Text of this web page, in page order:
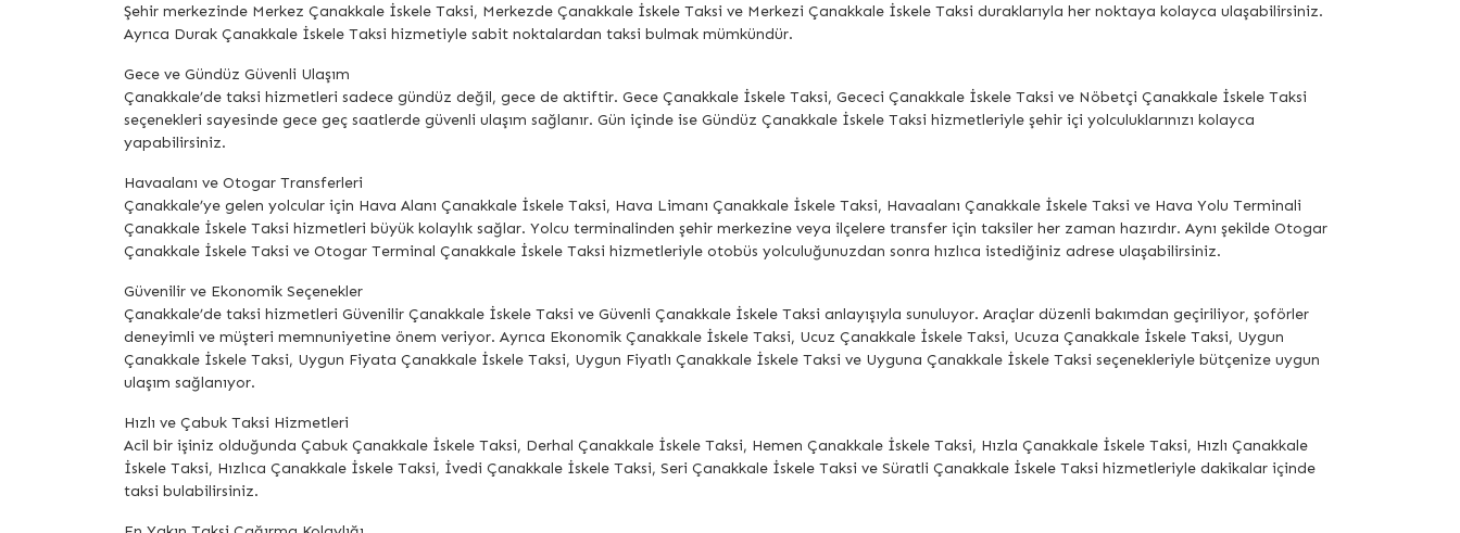
Şehir merkezinde Merkez Çanakkale İskele Taksi, Merkezde Çanakkale İskele Taksi ve Merkezi Çanakkale İskele Taksi duraklarıyla her noktaya kolayca ulaşabilirsiniz.
Ayrıca Durak Çanakkale İskele Taksi hizmetiyle sabit noktalardan taksi bulmak mümkündür.
Gece ve Gündüz Güvenli Ulaşım
Çanakkale’de taksi hizmetleri sadece gündüz değil, gece de aktiftir. Gece Çanakkale İskele Taksi, Gececi Çanakkale İskele Taksi ve Nöbetçi Çanakkale İskele Taksi
seçenekleri sayesinde gece geç saatlerde güvenli ulaşım sağlanır. Gün içinde ise Gündüz Çanakkale İskele Taksi hizmetleriyle şehir içi yolculuklarınızı kolayca
yapabilirsiniz.
Havaalanı ve Otogar Transferleri
Çanakkale’ye gelen yolcular için Hava Alanı Çanakkale İskele Taksi, Hava Limanı Çanakkale İskele Taksi, Havaalanı Çanakkale İskele Taksi ve Hava Yolu Terminali
Çanakkale İskele Taksi hizmetleri büyük kolaylık sağlar. Yolcu terminalinden şehir merkezine veya ilçelere transfer için taksiler her zaman hazırdır. Aynı şekilde Otogar
Çanakkale İskele Taksi ve Otogar Terminal Çanakkale İskele Taksi hizmetleriyle otobüs yolculuğunuzdan sonra hızlıca istediğiniz adrese ulaşabilirsiniz.
Güvenilir ve Ekonomik Seçenekler
Çanakkale’de taksi hizmetleri Güvenilir Çanakkale İskele Taksi ve Güvenli Çanakkale İskele Taksi anlayışıyla sunuluyor. Araçlar düzenli bakımdan geçiriliyor, şoförler
deneyimli ve müşteri memnuniyetine önem veriyor. Ayrıca Ekonomik Çanakkale İskele Taksi, Ucuz Çanakkale İskele Taksi, Ucuza Çanakkale İskele Taksi, Uygun
Çanakkale İskele Taksi, Uygun Fiyata Çanakkale İskele Taksi, Uygun Fiyatlı Çanakkale İskele Taksi ve Uyguna Çanakkale İskele Taksi seçenekleriyle bütçenize uygun
ulaşım sağlanıyor.
Hızlı ve Çabuk Taksi Hizmetleri
Acil bir işiniz olduğunda Çabuk Çanakkale İskele Taksi, Derhal Çanakkale İskele Taksi, Hemen Çanakkale İskele Taksi, Hızla Çanakkale İskele Taksi, Hızlı Çanakkale
İskele Taksi, Hızlıca Çanakkale İskele Taksi, İvedi Çanakkale İskele Taksi, Seri Çanakkale İskele Taksi ve Süratli Çanakkale İskele Taksi hizmetleriyle dakikalar içinde
taksi bulabilirsiniz.